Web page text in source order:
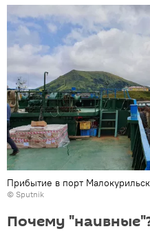
Прибытие в порт
© Sputnik
Почему